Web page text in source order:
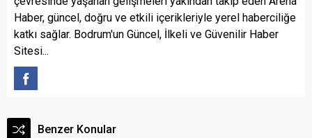
Haber, güncel, doğru ve etkili içerikleriyle yerel haberciliğe
katkı sağlar. Bodrum'un Güncel, İlkeli ve Güvenilir Haber
Sitesi...
Benzer Konular